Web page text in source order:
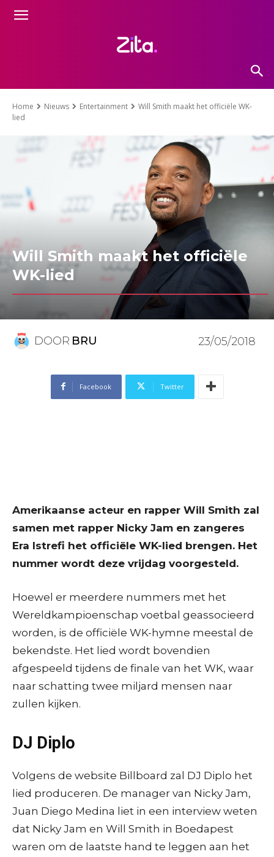
Home Nieuws Entertainment
Will Smith maakt het officiële WK-
lied
Will Smith maakt het officiële
WK-lied
DOOR BRU 23/05/2018
Facebook Twitter
Amerikaanse acteur en rapper Will Smith zal
samen met rapper Nicky Jam en zangeres
Era Istrefi het officiële WK-lied brengen. Het
nummer wordt deze vrijdag voorgesteld.
Hoewel er meerdere nummers met het
Wereldkampioenschap voetbal geassocieerd
worden, is de officiële WK-hymne meestal de
bekendste. Het lied wordt bovendien
afgespeeld tijdens de finale van het WK, waar
naar schatting twee miljard mensen naar
zullen kijken.
DJ Diplo
Volgens de website Billboard zal DJ Diplo het
lied produceren. De manager van Nicky Jam,
Juan Diego Medina liet in een interview weten
dat Nicky Jam en Will Smith in Boedapest
waren om de laatste hand te leggen aan het